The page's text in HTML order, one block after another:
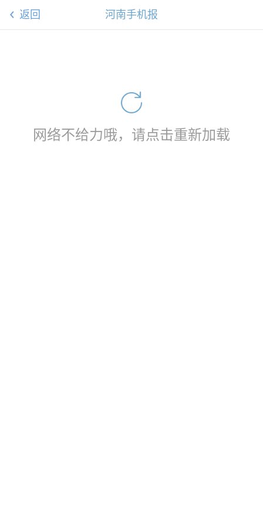
返回 河南手机报
网络不给力哦，请点击重新加载